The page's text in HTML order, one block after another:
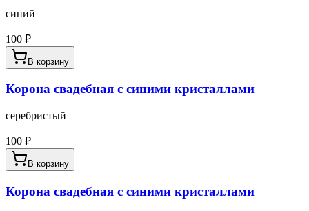
синий
100 ₽
В корзину
Корона свадебная с синими кристаллами
серебристый
100 ₽
В корзину
Корона свадебная с синими кристаллами